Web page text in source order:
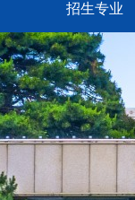
招生专业